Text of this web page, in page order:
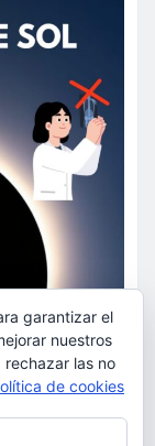
garantizar el
nuestros
las no
de cookies